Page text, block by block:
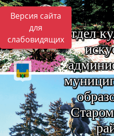
Версия сайта
для
слабовидящих Отдел